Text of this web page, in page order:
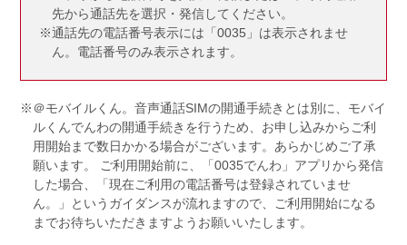
先から通話先を選択・発信してください。
※通話先の電話番号表示には「0035」は表示されませ
ん。電話番号のみ表示されます。
※＠モバイルくん。⾳声通話SIMの開通⼿続きとは別に、モバイ
ルくんでんわの開通⼿続きを⾏うため、お申し込みからご利
用開始まで数⽇かかる場合がございます。あらかじめご了承
願います。 ご利用開始前に、「0035でんわ」アプリから発信
した場合、「現在ご利⽤の電話番号は登録されていませ
ん。」というガイダンスが流れますので、ご利⽤開始になる
までお待ちいただきますようお願いいたします。